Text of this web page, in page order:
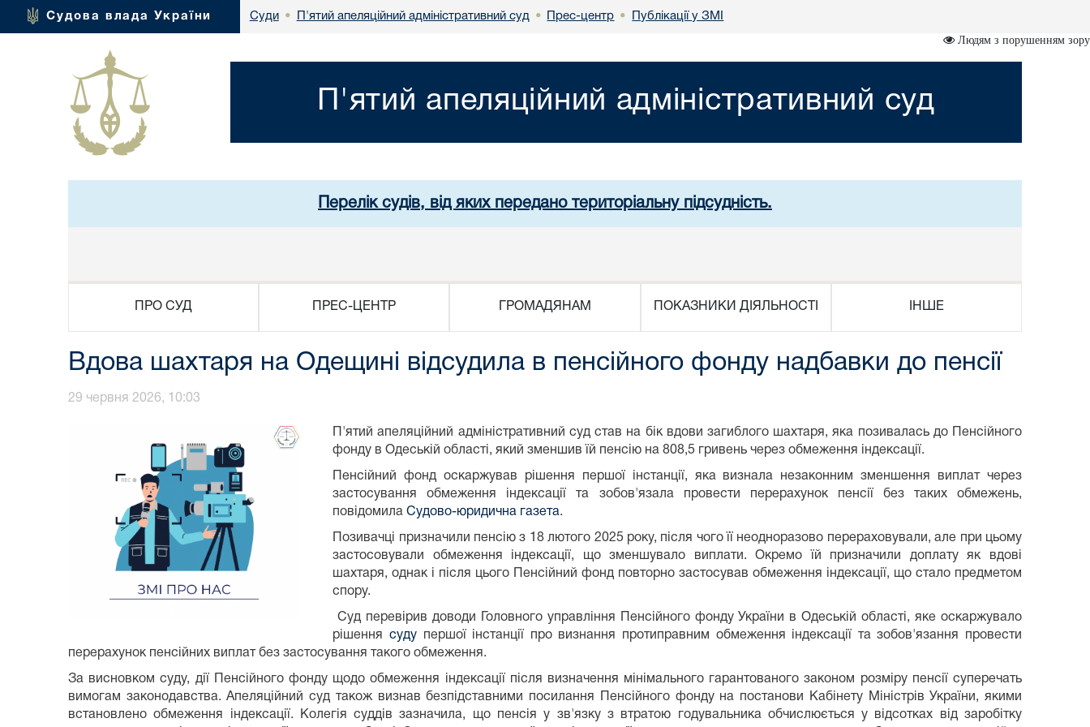
Судова влада України Суди • П'ятий апеляційний адміністративний суд • Прес-центр • Публікації у ЗМІ
Людям з порушенням зору
П'ятий апеляційний адміністративний суд
Перелік судів, від яких передано територіальну підсудність.
ПРО СУД ПРЕС-ЦЕНТР ГРОМАДЯНАМ ПОКАЗНИКИ ДІЯЛЬНОСТІ ІНШЕ
Вдова шахтаря на Одещині відсудила в пенсійного фонду надбавки до пенсії
29 червня 2026, 10:03
П'ятий апеляційний адміністративний суд став на бік вдови загиблого шахтаря, яка позивалась до Пенсійного
фонду в Одеській області, який зменшив їй пенсію на 808,5 гривень через обмеження індексації.
Пенсійний фонд оскаржував рішення першої інстанції, яка визнала незаконним зменшення виплат через
застосування обмеження індексації та зобов'язала провести перерахунок пенсії без таких обмежень,
повідомилаСудово-юридична газета.
Позивачці призначили пенсію з 18 лютого 2025 року, після чого її неодноразово перераховували, але при цьому
застосовували обмеження індексації, що зменшувало виплати. Окремо їй призначили доплату як вдові
шахтаря, однак і після цього Пенсійний фонд повторно застосував обмеження індексації, що стало предметом
спору.
Суд перевірив доводи Головного управління Пенсійного фонду України в Одеській області, яке оскаржувало
рішення судупершої інстанції про визнання протиправним обмеження індексації та зобов'язання провести
перерахунок пенсійних виплат без застосування такого обмеження.
За висновком суду, дії Пенсійного фонду щодо обмеження індексації після визначення мінімального гарантованого законом розміру пенсії суперечать
вимогам законодавства. Апеляційний суд також визнав безпідставними посилання Пенсійного фонду на постанови Кабінету Міністрів України, якими
встановлено обмеження індексації. Колегія суддів зазначила, що пенсія у зв'язку з втратою годувальника обчислюється у відсотках від заробітку